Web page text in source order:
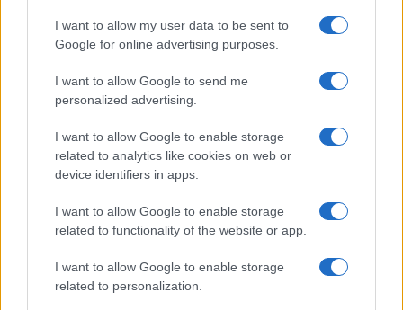
I want to allow my user data to be sent to
Google for online advertising purposes.
I want to allow Google to send me
personalized advertising.
I want to allow Google to enable storage
related to analytics like cookies on web or
device identifiers in apps.
I want to allow Google to enable storage
related to functionality of the website or app.
I want to allow Google to enable storage
related to personalization.
, l’autore è tornato
sull’argomento rimarcando come l’entourage
della volontà della Thatcher di passare per un
referendum sulla moneta unica, portando così la
questione europea al centro del dibattito
pubblico. Non se ne fece nulla, il 28 novembre
1990 Margaret Thatcher lasciò per l’ultima volta
Downing Street e il tema spinoso finì accantonato
per anni (la sterlina in compenso rimase salda,
l’ultima grande battaglia dell’epoca thatcheriana),
praticamente dimenticato con gli anni ruggenti del